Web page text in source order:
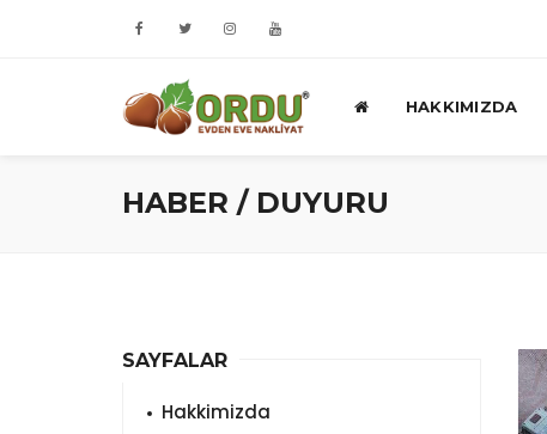
HAKKIMIZDA
HABER / DUYURU
SAYFALAR
Hakkimizda